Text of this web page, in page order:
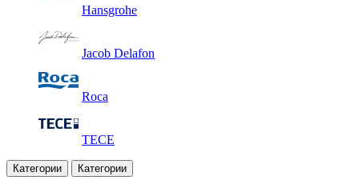
Hansgrohe
Jacob Delafon
Roca
TECE
Категории Категории